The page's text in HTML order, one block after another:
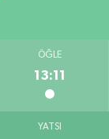
ÖĞLE
13:11
YATSI